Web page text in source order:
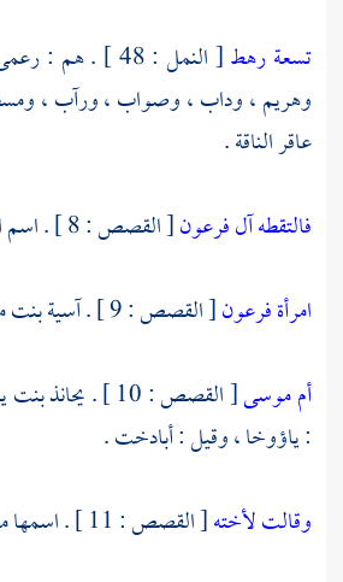
تسعة رهط[ النمل : 48 ] . هم :
وهريم،وداب،وصواب،ورآب،
عاقر الناقة .
فالتقطه آل فرعون[ القصص : 8 ] . اسم الملتقط
امرأة فرعون[ القصص : 9 ] . آسية بنت
أم موسى[ القصص : 10 ] . يحانذ
:ياؤوخا ،وقيل :أبادخت.
وقالت لأخته[ القصص : 11 ] . اسمها